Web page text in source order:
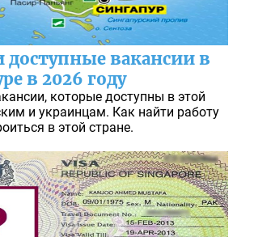
доступные вакансии в
в 2026 году
которые доступны в этой
и украинцам. Как найти работу
в этой стране.